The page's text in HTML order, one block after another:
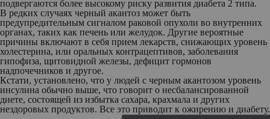
подвергаются более высокому риску развития диабета 2 типа.
В редких случаях черный акантоз может быть
предупредительным сигналом раковой опухоли во внутренних
органах, таких как печень или желудок. Другие вероятные
причины включают в себя прием лекарств, снижающих уровень
холестерина, или оральных контрацептивов, заболевания
гипофиза, щитовидной железы, дефицит гормонов
надпочечников и другое.
Кстати, установлено, что у людей с черным акантозом уровень
инсулина обычно выше, что говорит о несбалансированной
диете, состоящей из избытка сахара, крахмала и других
нездоровых продуктов. Все это приводит к ожирению и диабету.